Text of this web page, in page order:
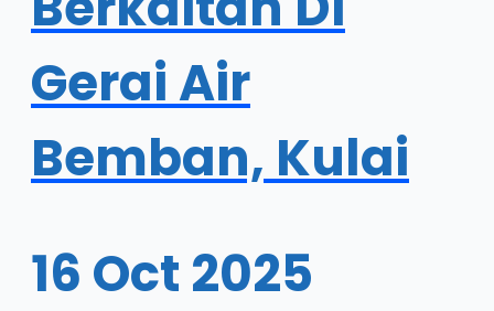
Gerai Air
Bemban, Kulai
16 Oct 2025